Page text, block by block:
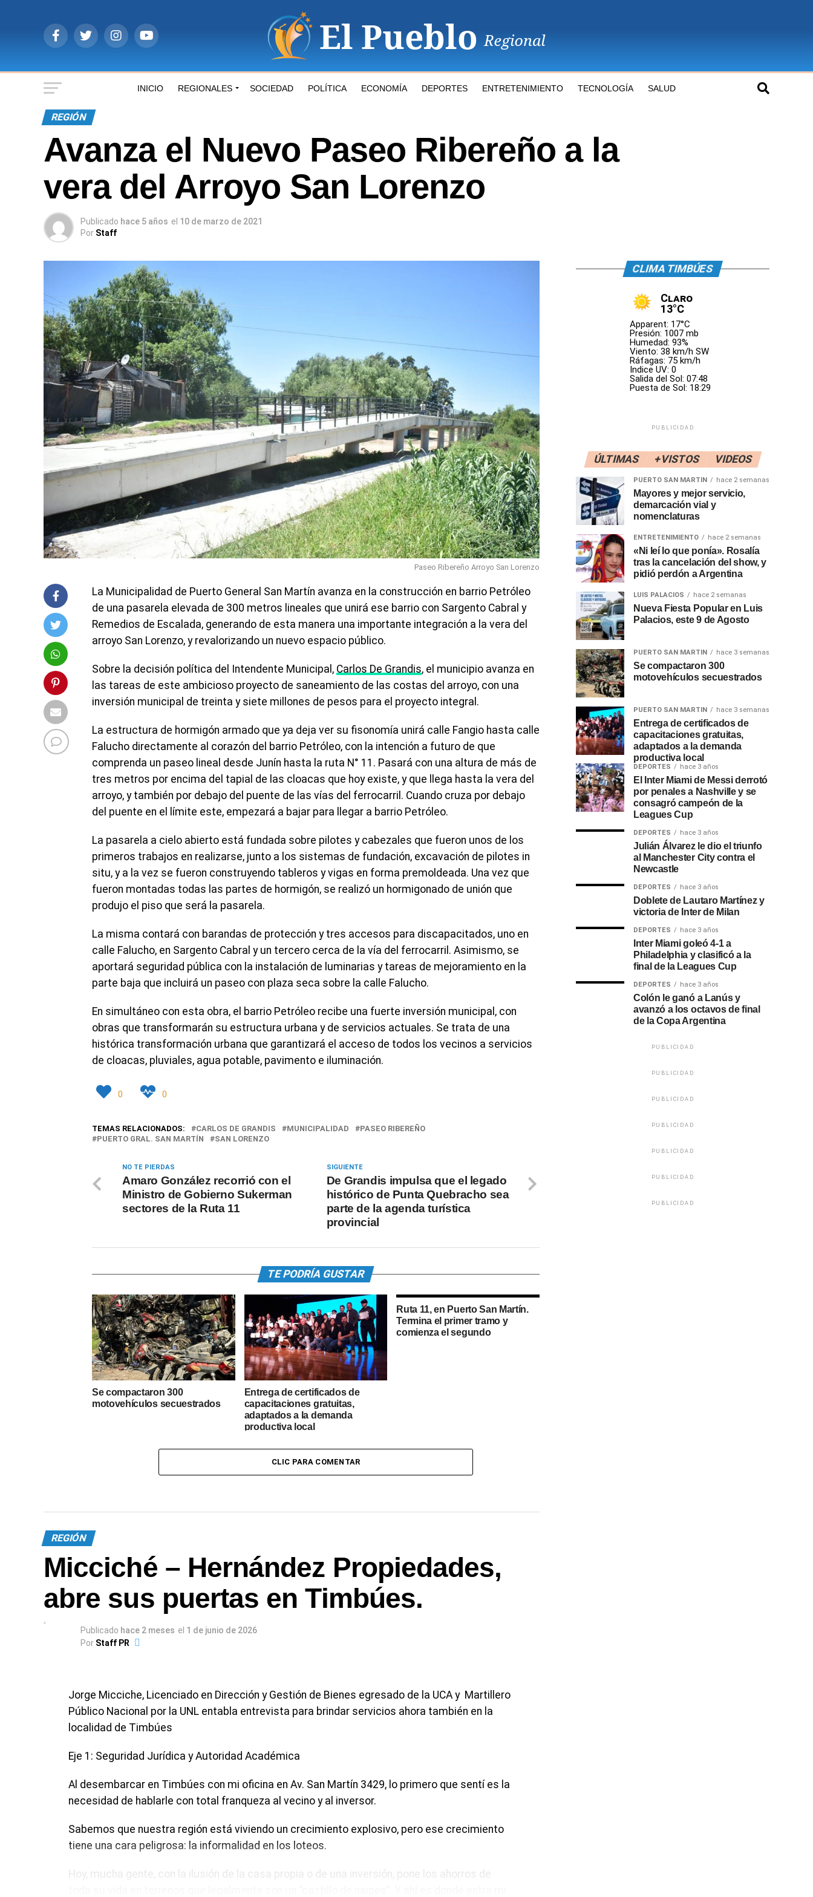
INICIO REGIONALES SOCIEDAD POLÍTICA ECONOMÍA DEPORTES ENTRETENIMIENTO TECNOLOGÍA SALUD
REGIÓN
Avanza el Nuevo Paseo Ribereño a la
vera del Arroyo San Lorenzo
Publicado hace 5 años el 10 de marzo de 2021
Por Staff
Paseo Ribereño Arroyo San Lorenzo
La Municipalidad de Puerto General San Martín avanza en la construcción en barrio Petróleo
de una pasarela elevada de 300 metros lineales que unirá ese barrio con Sargento Cabral y
Remedios de Escalada, generando de esta manera una importante integración a la vera del
arroyo San Lorenzo, y revalorizando un nuevo espacio público.
Sobre la decisión política del Intendente Municipal, Carlos De Grandis, el municipio avanza en
las tareas de este ambicioso proyecto de saneamiento de las costas del arroyo, con una
inversión municipal de treinta y siete millones de pesos para el proyecto integral.
La estructura de hormigón armado que ya deja ver su fisonomía unirá calle Fangio hasta calle
Falucho directamente al corazón del barrio Petróleo, con la intención a futuro de que
comprenda un paseo lineal desde Junín hasta la ruta N° 11. Pasará con una altura de más de
tres metros por encima del tapial de las cloacas que hoy existe, y que llega hasta la vera del
arroyo, y también por debajo del puente de las vías del ferrocarril. Cuando cruza por debajo
del puente en el límite este, empezará a bajar para llegar a barrio Petróleo.
La pasarela a cielo abierto está fundada sobre pilotes y cabezales que fueron unos de los
primeros trabajos en realizarse, junto a los sistemas de fundación, excavación de pilotes in
situ, y a la vez se fueron construyendo tableros y vigas en forma premoldeada. Una vez que
fueron montadas todas las partes de hormigón, se realizó un hormigonado de unión que
produjo el piso que será la pasarela.
La misma contará con barandas de protección y tres accesos para discapacitados, uno en
calle Falucho, en Sargento Cabral y un tercero cerca de la vía del ferrocarril. Asimismo, se
aportará seguridad pública con la instalación de luminarias y tareas de mejoramiento en la
parte baja que incluirá un paseo con plaza seca sobre la calle Falucho.
En simultáneo con esta obra, el barrio Petróleo recibe una fuerte inversión municipal, con
obras que transformarán su estructura urbana y de servicios actuales. Se trata de una
histórica transformación urbana que garantizará el acceso de todos los vecinos a servicios
de cloacas, pluviales, agua potable, pavimento e iluminación.
0 0
TEMAS RELACIONADOS: CARLOS DE GRANDIS MUNICIPALIDAD
PASEO RIBEREÑO
PUERTO GRAL. SAN MARTÍN
SAN LORENZO
SIGUIENTE
De Grandis impulsa que el legado
histórico de Punta Quebracho sea
parte de la agenda turística
provincial
NO TE PIERDAS
Amaro González recorrió con el
Ministro de Gobierno Sukerman
sectores de la Ruta 11
TE PODRÍA GUSTAR
Se compactaron 300
motovehículos secuestrados
Entrega de certificados de
capacitaciones gratuitas,
adaptados a la demanda
productiva local
Ruta 11, en Puerto San Martín.
Termina el primer tramo y
comienza el segundo
CLIC PARA COMENTAR
REGIÓN
Micciché – Hernández Propiedades,
abre sus puertas en Timbúes.
Publicado hace 2 meses el 1 de junio de 2026
Por Staff PR
Jorge Micciche, Licenciado en Dirección y Gestión de Bienes egresado de la UCA y Martillero
Público Nacional por la UNL entabla entrevista para brindar servicios ahora también en la
localidad de Timbúes
Eje 1: Seguridad Jurídica y Autoridad Académica
Al desembarcar en Timbúes con mi oficina en Av. San Martín 3429, lo primero que sentí es la
necesidad de hablarle con total franqueza al vecino y al inversor.
Sabemos que nuestra región está viviendo un crecimiento explosivo, pero ese crecimiento
tiene una cara peligrosa: la informalidad en los loteos.
Hoy, mucha gente, con la ilusión de la casa propia o de una inversión, pone los ahorros de
CLIMA TIMBÚES
Claro
13°C
Apparent: 17°C
Presión: 1007 mb
Humedad: 93%
Viento: 38 km/h SW
Ráfagas: 75 km/h
Indice UV: 0
Salida del Sol: 07:48
Puesta de Sol: 18:29
PUBLICIDAD
ÚLTIMAS +VISTOS VIDEOS
PUERTO SAN MARTIN hace 2 semanas
Mayores y mejor servicio,
demarcación vial y
nomenclaturas
ENTRETENIMIENTO hace 2 semanas
«Ni leí lo que ponía». Rosalía
tras la cancelación del show, y
pidió perdón a Argentina
LUIS PALACIOS hace 2 semanas
Nueva Fiesta Popular en Luis
Palacios, este 9 de Agosto
PUERTO SAN MARTIN hace 3 semanas
Se compactaron 300
motovehículos secuestrados
PUERTO SAN MARTIN hace 3 semanas
Entrega de certificados de
capacitaciones gratuitas,
adaptados a la demanda
productiva local
DEPORTES hace 3 años
El Inter Miami de Messi derrotó
por penales a Nashville y se
consagró campeón de la
Leagues Cup
DEPORTES hace 3 años
Julián Álvarez le dio el triunfo
al Manchester City contra el
Newcastle
DEPORTES hace 3 años
Doblete de Lautaro Martínez y
victoria de Inter de Milan
DEPORTES hace 3 años
Inter Miami goleó 4-1 a
Philadelphia y clasificó a la
final de la Leagues Cup
DEPORTES hace 3 años
Colón le ganó a Lanús y
avanzó a los octavos de final
de la Copa Argentina
PUBLICIDAD
PUBLICIDAD
PUBLICIDAD
PUBLICIDAD
PUBLICIDAD
PUBLICIDAD
PUBLICIDAD